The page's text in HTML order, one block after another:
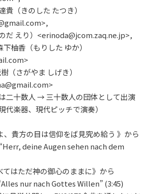
（きのした たつき）
えり）<erinoda@jcom.zaq.ne.jp>,
柚香（もりした ゆか）
（さがやま しげき）
二十数人 → 三十数人の団体として出演
楽器、現代ピッチで演奏）
貴方の目は信仰をば見究め給う 》から
deine Augen sehen nach dem
はただ神の御心のままに》から
nur nach Gottes Willen” (3:45)